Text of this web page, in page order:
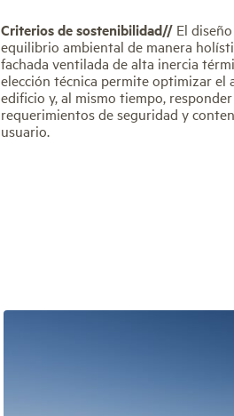
Criterios de sostenibilidad//El
equilibrio ambiental de manera
fachada ventilada de alta inercia
elección técnica permite optimizar el
edificio y, al mismo tiempo,
requerimientos de seguridad y
usuario.